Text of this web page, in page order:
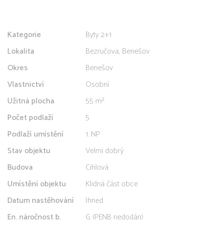
Kategorie
Byty 2+1
Lokalita
Bezručova, Benešov
Okres
Benešov
Vlastnictví
Osobní
Užitná plocha
55 m²
Počet podlaží
5
Podlaží umístění
1. NP
Stav objektu
Velmi dobrý
Budova
Cihlová
Umístění objektu
Klidná část obce
Datum nastěhování
Ihned
En. náročnost b.
G (PENB nedodán)